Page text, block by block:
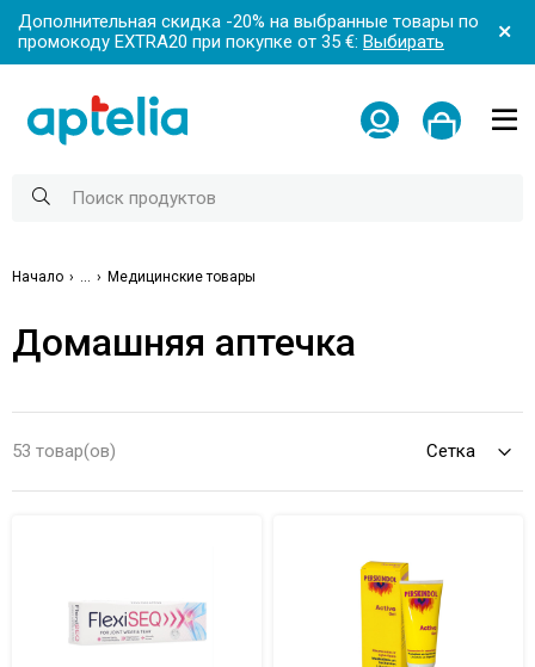
Дополнительная скидка -20% на выбранные товары по
промокоду EXTRA20 при покупке от 35 €: Выбирать
Начало Медицинские товары
Домашняя аптечка
53 товар(ов)